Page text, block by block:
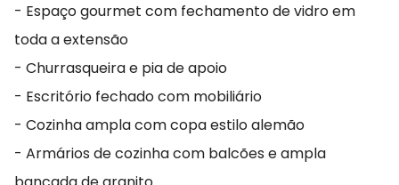
- Espaço gourmet com fechamento de vidro em
toda a extensão
- Churrasqueira e pia de apoio
- Escritório fechado com mobiliário
- Cozinha ampla com copa estilo alemão
- Armários de cozinha com balcões e ampla